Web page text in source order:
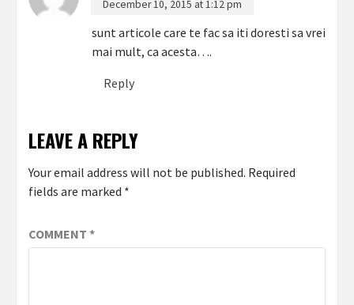
December 10, 2015 at 1:12 pm
sunt articole care te fac sa iti doresti sa vrei
mai mult, ca acesta….
Reply
LEAVE A REPLY
Your email address will not be published. Required
fields are marked *
COMMENT *